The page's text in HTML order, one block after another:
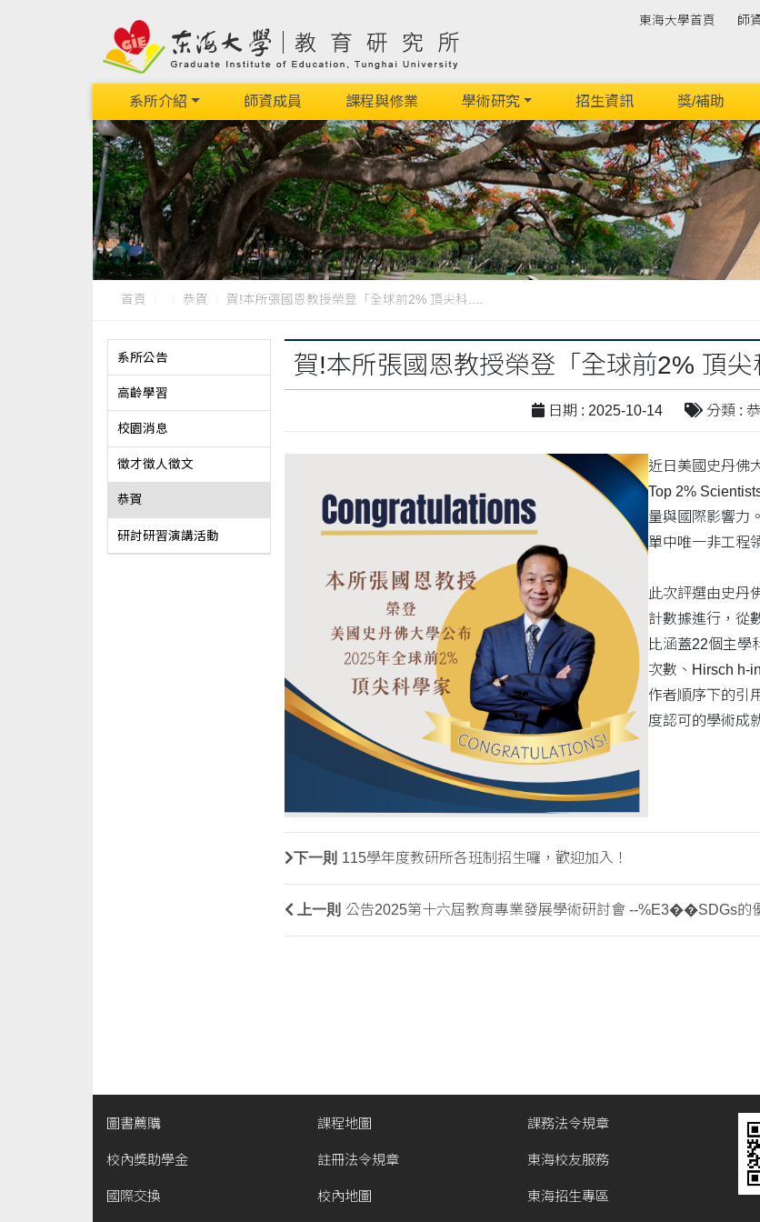
東海大學首頁 師
系所介紹 師資成員 課程與修業 學術研究 招生資訊 獎/補助
首頁 恭賀 賀!本所張國恩教授榮登「全球前2% 頂尖科....
系所公告
高齡學習
校園消息
徵才徵人徵文
恭賀
研討研習演講活動
賀!本所張國恩教授榮登「全球前2% 頂尖
日期 : 2025-10-14 分類 :
近日美國史丹佛
Top 2%
量與國際影響力
單中唯一非工程
此次評選由史丹
計數據進行，從
比涵蓋22個主學
次數、Hirsch h-
作者順序下的引
度認可的學術成
下一則 115學年度教研所各班制招生囉，歡迎加入！
上一則 公告2025第十六屆教育專業發展學術研討會 --%E3��SDGs的
圖書薦購
校內獎助學金
國際交換
課程地圖
註冊法令規章
校內地圖
課務法令規章
東海校友服務
東海招生專區